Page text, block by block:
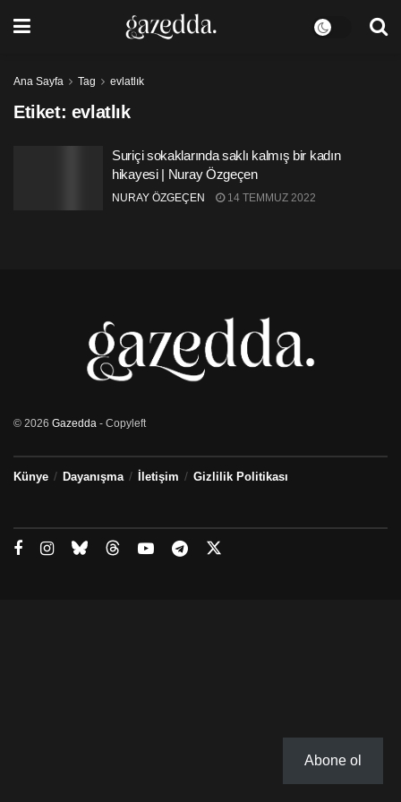
Ana Sayfa Tag evlatlık
Etiket: evlatlık
Suriçi sokaklarında saklı kalmış bir kadın
hikayesi | Nuray Özgeçen
NURAY ÖZGEÇEN 14 TEMMUZ 2022
© 2026 Gazedda - Copyleft
Künye Dayanışma İletişim Gizlilik Politikası
Abone ol